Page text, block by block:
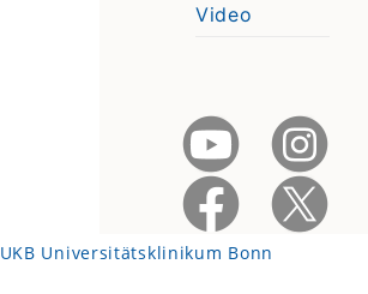
Video
UKB Universitätsklinikum Bonn